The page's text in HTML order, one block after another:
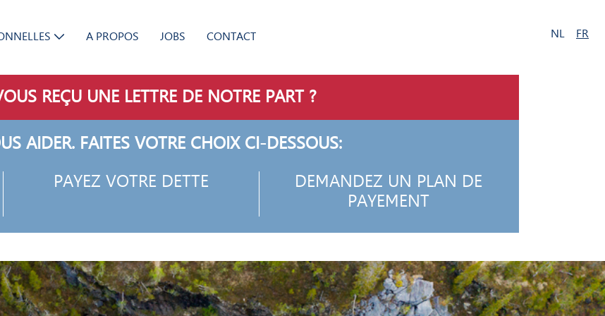
A PROPOS JOBS CONTACT NL FR
REÇU UNE LETTRE DE NOTRE PART ?
AIDER. FAITES VOTRE CHOIX CI-DESSOUS:
PAYEZ VOTRE DETTE
DEMANDEZ UN PLAN DE
PAYEMENT